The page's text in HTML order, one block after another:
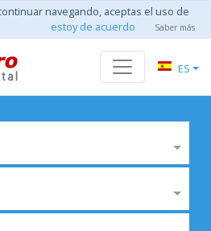
navegando, aceptas el uso de
estoy de acuerdo Saber más
ES